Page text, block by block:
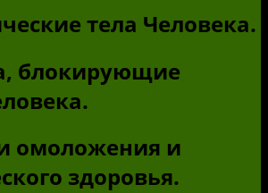
тела Человека.
блокирующие
омоложения и
здоровья.